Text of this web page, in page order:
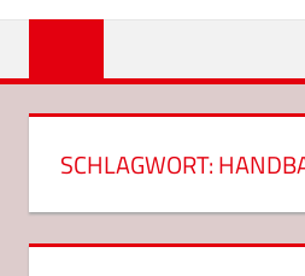
SCHLAGWORT: